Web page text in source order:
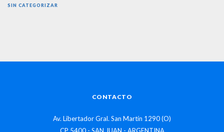
SIN CATEGORIZAR
CONTACTO
Av. Libertador Gral. San Martín 1290 (O)